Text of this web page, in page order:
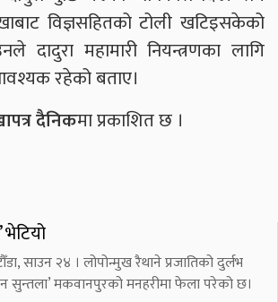
विज्ञसहितको टोली खटिइसकेको
दादुरा महामारी नियन्त्रणका लागि
रहेको बताए।
दैनिकमा प्रकाशित छ ।
साउन २४ । लोपोन्मुख रैथाने प्रजातिको दुर्लभ
सुन्तला’ मकवानपुरको मनहरीमा फेला परेको छ।